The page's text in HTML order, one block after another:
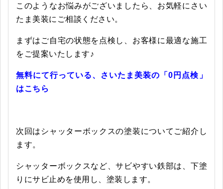
このようなお悩みがございましたら、お気軽にさい
たま美装にご相談ください。
まずはご自宅の状態を点検し、お客様に最適な施工
をご提案いたします♪
無料にて行っている、さいたま美装の「0円点検」
はこちら
次回はシャッターボックスの塗装についてご紹介し
ます。
シャッターボックスなど、サビやすい鉄部は、下塗
りにサビ止めを使用し、塗装します。